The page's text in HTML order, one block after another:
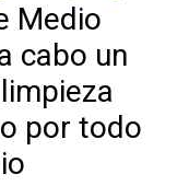
Medio
cabo un
por todo